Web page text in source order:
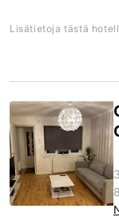
Lisätietoja tästä